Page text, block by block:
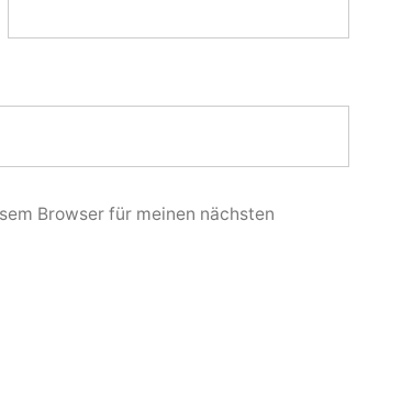
Browser für meinen nächsten